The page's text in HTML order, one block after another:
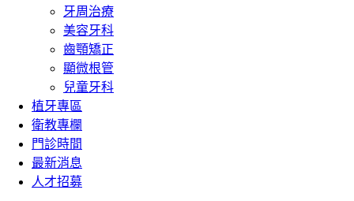
牙周治療
美容牙科
齒顎矯正
顯微根管
兒童牙科
植牙專區
衛教專欄
門診時間
最新消息
人才招募